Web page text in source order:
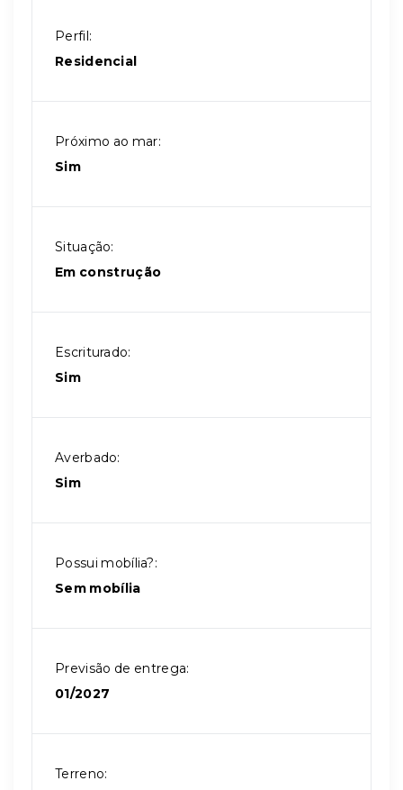
Perfil:
Residencial
Próximo ao mar:
Sim
Situação:
Em construção
Escriturado:
Sim
Averbado:
Sim
Possui mobília?:
Sem mobília
Previsão de entrega:
01/2027
Terreno: